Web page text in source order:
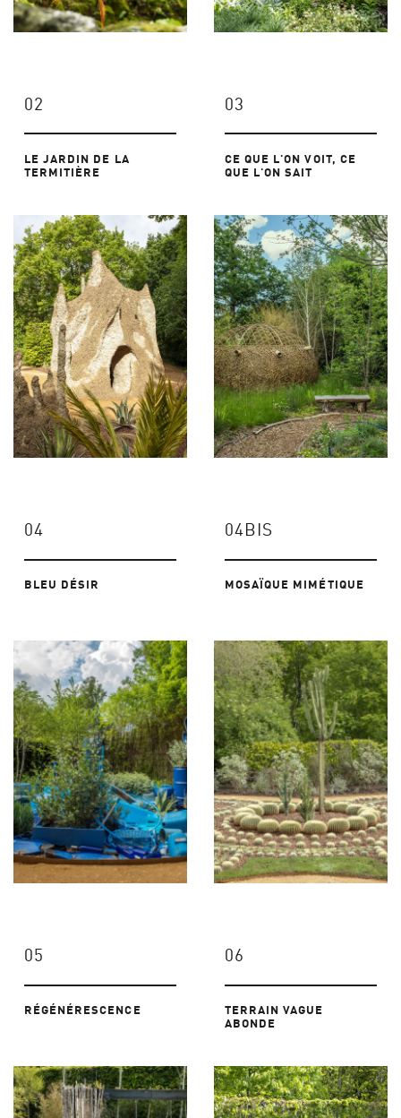
02
LE JARDIN DE LA
TERMITIÈRE
03
CE QUE L'ON VOIT, CE
QUE L'ON SAIT
04
BLEU DÉSIR
04BIS
MOSAÏQUE MIMÉTIQUE
05
RÉGÉNÉRESCENCE
06
TERRAIN VAGUE
ABONDE